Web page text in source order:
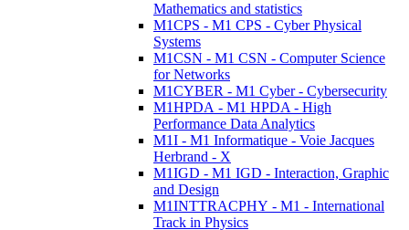
Mathematics and statistics
M1CPS - M1 CPS - Cyber Physical
Systems
M1CSN - M1 CSN - Computer Science
for Networks
M1CYBER - M1 Cyber - Cybersecurity
M1HPDA - M1 HPDA - High
Performance Data Analytics
M1I - M1 Informatique - Voie Jacques
Herbrand - X
M1IGD - M1 IGD - Interaction, Graphic
and Design
M1INTTRACPHY - M1 - International
Track in Physics